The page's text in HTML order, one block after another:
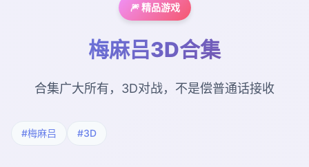
🎆 精品游戏
梅麻吕3D合集
合集广大所有，3D对战，不是偿普通话接收
#梅麻吕 #3D